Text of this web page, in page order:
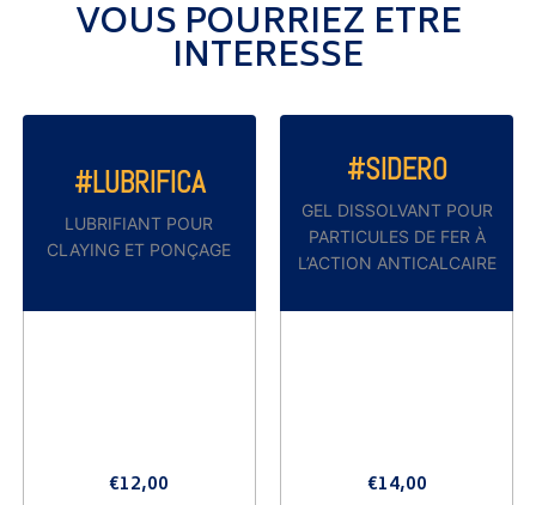
VOUS POURRIEZ ETRE
INTERESSE
#LUBRIFICA
LUBRIFIANT POUR
CLAYING ET PONÇAGE
€12,00
#SIDERO
GEL DISSOLVANT POUR
PARTICULES DE FER À
L’ACTION ANTICALCAIRE
€14,00